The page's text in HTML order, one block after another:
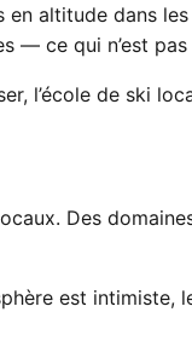
altitude dans
ce qui n’est
l’école de ski
Des
est